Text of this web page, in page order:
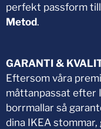
perfekt passform
Metod.
GARANTI &
Eftersom våra
måttanpassat efter
borrmallar så
dina IKEA